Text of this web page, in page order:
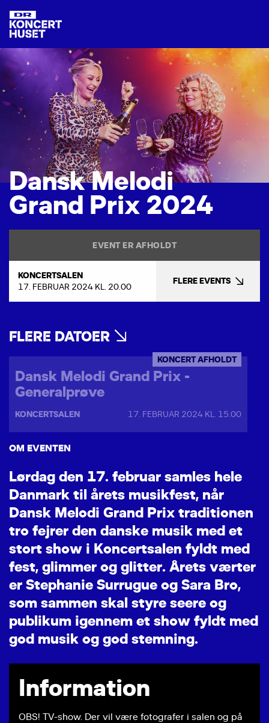
DanskMelodi
Grand Prix 2024
EVENT ER AFHOLDT
KONCERTSALEN
17. FEBRUAR 2024 KL. 20.00
FLERE EVENTS
FLERE DATOER
Dansk Melodi Grand Prix -
Generalprøve
KONCERT AFHOLDT
KONCERTSALEN 17. FEBRUAR 2024 KL. 15.00
OM EVENTEN
Lørdag den 17. februar samles hele
Danmark til årets musikfest, når
Dansk Melodi Grand Prix traditionen
tro fejrer den danske musik med et
stort show i Koncertsalen fyldt med
fest, glimmer og glitter. Årets værter
er Stephanie Surrugue og Sara Bro,
som sammen skal styre seere og
publikum igennem et show fyldt med
god musik og god stemning.
Information
OBS! TV-show. Der vil være fotografer i salen og på